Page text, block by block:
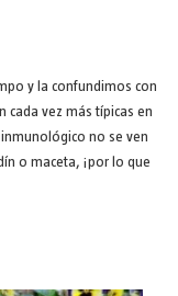
y la confundimos con
cada vez más típicas en
no se ven
o maceta, ¡por lo que